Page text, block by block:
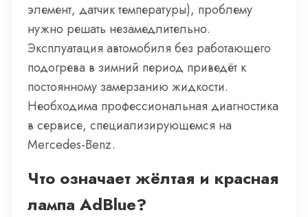
элемент, датчик температуры), проблему
нужно решать незамедлительно.
Эксплуатация автомобиля без работающего
подогрева в зимний период приведёт к
постоянному замерзанию жидкости.
Необходима профессиональная диагностика
в сервисе, специализирующемся на
Mercedes-Benz.
Что означает жёлтая и красная
лампа AdBlue?